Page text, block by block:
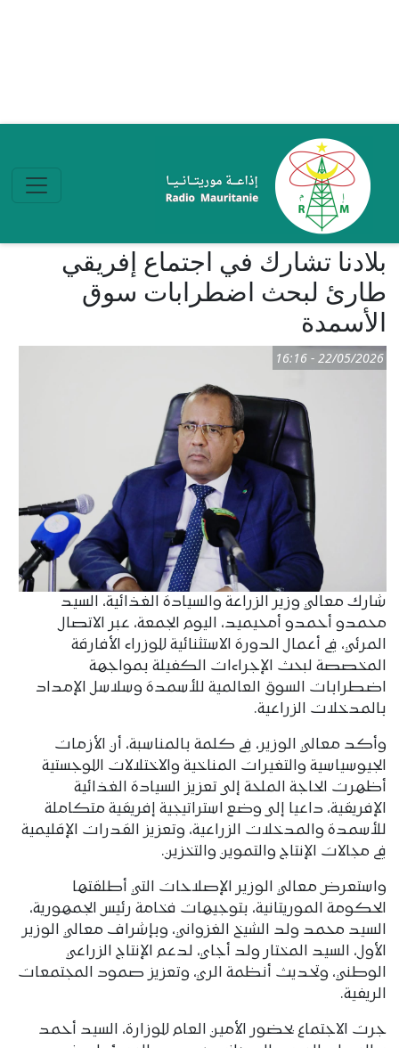
بلادنا تشارك في اجتماع إفريقي
طارئ لبحث اضطرابات سوق
الأسمدة
22/05/2026 - 16:16
شارك معالي وزير الزراعة والسيادة الغذائية، السيد
محمدو أحمدو أمحيميد، اليوم الجمعة، عبر الاتصال
المرئي، في أعمال الدورة الاستثنائية للوزراء الأفارقة
المخصصة لبحث الإجراءات الكفيلة بمواجهة
اضطرابات السوق العالمية للأسمدة وسلاسل الإمداد
بالمدخلات الزراعية.
وأكد معالي الوزير، في كلمة بالمناسبة، أن الأزمات
الجيوسياسية والتغيرات المناخية والاختلالات اللوجستية
أظهرت الحاجة الملحة إلى تعزيز السيادة الغذائية
الإفريقية، داعيا إلى وضع استراتيجية إفريقية متكاملة
للأسمدة والمدخلات الزراعية، وتعزيز القدرات الإقليمية
في مجالات الإنتاج والتموين والتخزين.
واستعرض معالي الوزير الإصلاحات التي أطلقتها
الحكومة الموريتانية، بتوجيهات فخامة رئيس الجمهورية،
السيد محمد ولد الشيخ الغزواني، وبإشراف معالي الوزير
الأول، السيد المختار ولد أجاي، لدعم الإنتاج الزراعي
الوطني، وتحديث أنظمة الري، وتعزيز صمود المجتمعات
الريفية.
جرت الاجتماع بحضور الأمين العام للوزارة، السيد أحمد